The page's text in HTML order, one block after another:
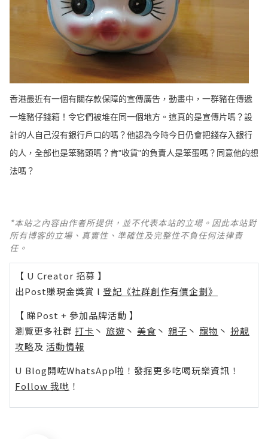
香港最近有一個有關存款保障的宣傳廣告，動畫中，一群豬在傳遞
一堆豬仔錢箱！令它們被堆在同一個地方。這真的是宣傳片嗎？設
計的人自己沒有銀行戶口的嗎？他認為今時今日仍會把錢存入銀行
的人，全部也是笨豬頭嗎？肯"收貨"的負責人是笨蛋嗎？同意他的想
法嗎？ ​​​​
*本站之內容由作者所提供，並不代表本站的立場。因此本站對
所有博客的立場、真實性、準確性及完整性不負任何法律責
任。
【 U Creator 招募 】
出Post賺現金獎賞 l 登記《社群創作有價企劃》
【 睇Post + 參加品牌活動 】
瀏覽更多社群 打卡 丶 旅遊 丶 美食 丶 親子 丶 寵物 丶 扮靚
攻略及 活動情報
U Blog開咗WhatsApp啦！發掘更多吃喝玩樂資訊！
Follow 我哋 ！